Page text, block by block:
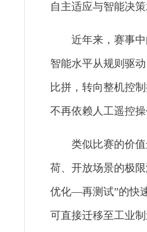
自主适应与智能决
近年来，赛事
智能水平从规则驱
比拼，转向整机控
不再依赖人工遥控
类似比赛的价
荷、开放场景的极
优化—再测试”的快
可直接迁移至工业